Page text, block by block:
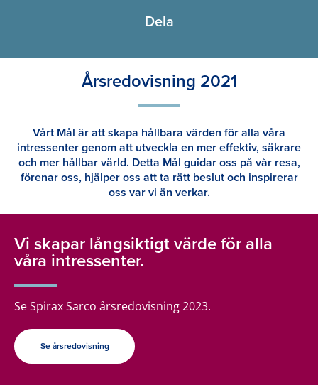
Dela
Årsredovisning 2021
Vårt Mål är att skapa hållbara värden för alla våra
intressenter genom att utveckla en mer effektiv, säkrare
och mer hållbar värld. Detta Mål guidar oss på vår resa,
förenar oss, hjälper oss att ta rätt beslut och inspirerar
oss var vi än verkar.
Vi skapar långsiktigt värde för alla
våra intressenter.
Se Spirax Sarco årsredovisning 2023.
Se årsredovisning